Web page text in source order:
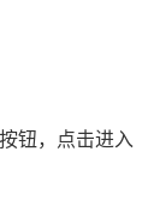
钮，点击进入